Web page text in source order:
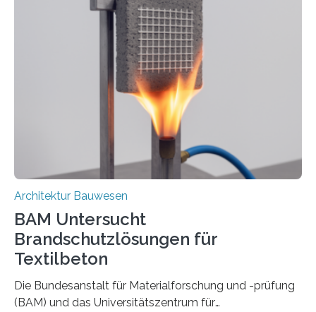
Architektur Bauwesen
BAM Untersucht
Brandschutzlösungen für
Textilbeton
Die Bundesanstalt für Materialforschung und -prüfung
(BAM) und das Universitätszentrum für